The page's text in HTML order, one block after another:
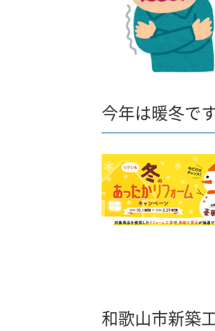
今年は暖冬で
和歌山市新築